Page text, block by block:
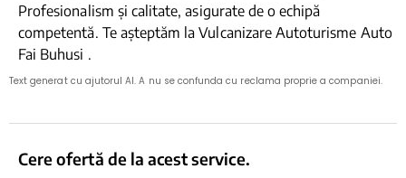
Profesionalism și calitate, asigurate de o echipă
competentă. Te așteptăm la Vulcanizare Autoturisme Auto
Fai Buhusi .
Text generat cu ajutorul AI. A nu se confunda cu reclama proprie a companiei.
Cere ofertă de la acest service.